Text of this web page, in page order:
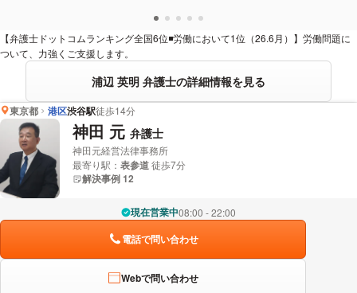
【弁護士ドットコムランキング全国6位◾️労働において1位（26.6月）】労働問題に
ついて、力強くご支援します。
浦辺 英明 弁護士の詳細情報を見る
東京都 港区渋谷駅徒歩14分
神田 元 弁護士
神田元経営法律事務所
最寄り駅： 表参道徒歩7分
解決事例 12
現在営業中08:00 - 22:00
電話で問い合わせ
Webで問い合わせ